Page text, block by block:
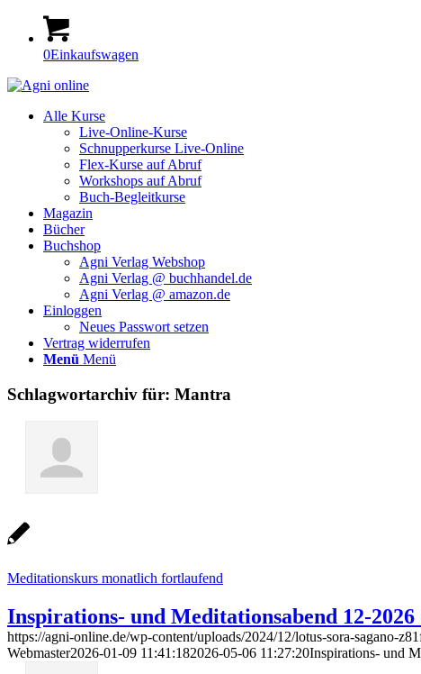
0Einkaufswagen
Alle Kurse
Live-Online-Kurse
Schnupperkurse Live-Online
Flex-Kurse auf Abruf
Workshops auf Abruf
Buch-Begleitkurse
Magazin
Bücher
Buchshop
Agni Verlag Webshop
Agni Verlag @ buchhandel.de
Agni Verlag @ amazon.de
Einloggen
Neues Passwort setzen
Vertrag widerrufen
Menü Menü
Schlagwortarchiv für: Mantra
Meditationskurs monatlich fortlaufend
Inspirations- und Meditationsabend 12-
https://agni-online.de/wp-content/uploads/2024/12/lotus-sora-sagano-
Webmaster2026-01-09 11:41:182026-05-06 11:27:20Inspirations- und